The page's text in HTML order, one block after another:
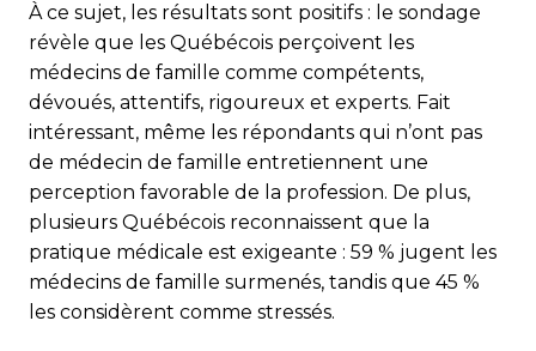
À ce sujet, les résultats sont positifs : le sondage
révèle que les Québécois perçoivent les
médecins de famille comme compétents,
dévoués, attentifs, rigoureux et experts. Fait
intéressant, même les répondants qui n’ont pas
de médecin de famille entretiennent une
perception favorable de la profession. De plus,
plusieurs Québécois reconnaissent que la
pratique médicale est exigeante : 59 % jugent les
médecins de famille surmenés, tandis que 45 %
les considèrent comme stressés.